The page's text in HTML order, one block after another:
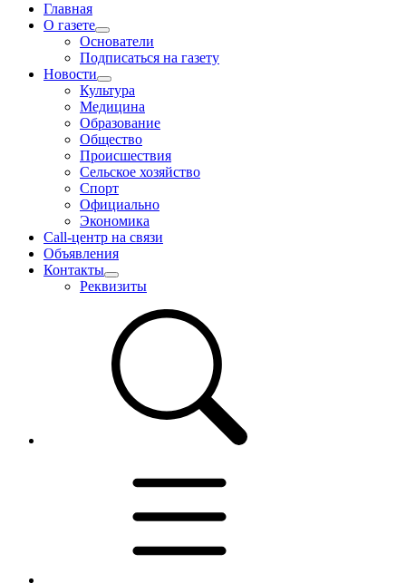
Главная
О газете
Основатели
Подписаться на газету
Новости
Культура
Медицина
Образование
Общество
Происшествия
Сельское хозяйство
Спорт
Официально
Экономика
Call-центр на связи
Объявления
Контакты
Реквизиты